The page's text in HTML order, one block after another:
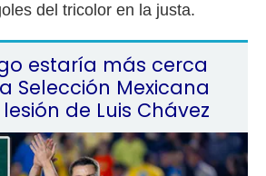
del tricolor en la justa.
estaría más cerca
Selección Mexicana
de Luis Chávez